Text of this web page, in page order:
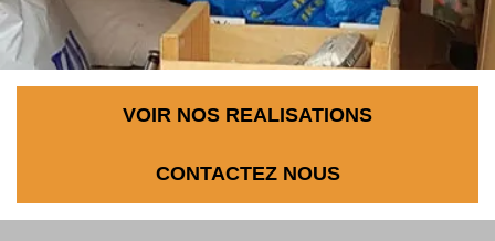
VOIR NOS REALISATIONS
CONTACTEZ NOUS